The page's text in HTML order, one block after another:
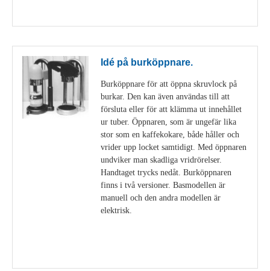
Idé på burköppnare.
Burköppnare för att öppna skruvlock på
burkar. Den kan även användas till att
försluta eller för att klämma ut innehållet
ur tuber. Öppnaren, som är ungefär lika
stor som en kaffekokare, både håller och
vrider upp locket samtidigt. Med öppnaren
undviker man skadliga vridrörelser.
Handtaget trycks nedåt. Burköppnaren
finns i två versioner. Basmodellen är
manuell och den andra modellen är
elektrisk.